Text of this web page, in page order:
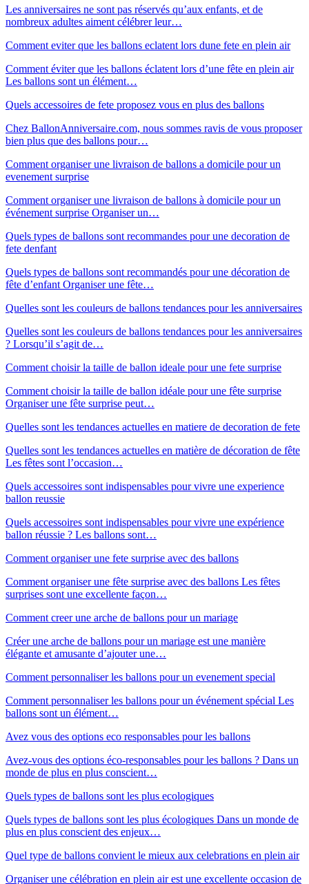
Les anniversaires ne sont pas réservés qu’aux enfants, et de
nombreux adultes aiment célébrer leur…
Comment eviter que les ballons eclatent lors dune fete en plein air
Comment éviter que les ballons éclatent lors d’une fête en plein air
Les ballons sont un élément…
Quels accessoires de fete proposez vous en plus des ballons
Chez BallonAnniversaire.com, nous sommes ravis de vous proposer
bien plus que des ballons pour…
Comment organiser une livraison de ballons a domicile pour un
evenement surprise
Comment organiser une livraison de ballons à domicile pour un
événement surprise Organiser un…
Quels types de ballons sont recommandes pour une decoration de
fete denfant
Quels types de ballons sont recommandés pour une décoration de
fête d’enfant Organiser une fête…
Quelles sont les couleurs de ballons tendances pour les anniversaires
Quelles sont les couleurs de ballons tendances pour les anniversaires
? Lorsqu’il s’agit de…
Comment choisir la taille de ballon ideale pour une fete surprise
Comment choisir la taille de ballon idéale pour une fête surprise
Organiser une fête surprise peut…
Quelles sont les tendances actuelles en matiere de decoration de fete
Quelles sont les tendances actuelles en matière de décoration de fête
Les fêtes sont l’occasion…
Quels accessoires sont indispensables pour vivre une experience
ballon reussie
Quels accessoires sont indispensables pour vivre une expérience
ballon réussie ? Les ballons sont…
Comment organiser une fete surprise avec des ballons
Comment organiser une fête surprise avec des ballons Les fêtes
surprises sont une excellente façon…
Comment creer une arche de ballons pour un mariage
Créer une arche de ballons pour un mariage est une manière
élégante et amusante d’ajouter une…
Comment personnaliser les ballons pour un evenement special
Comment personnaliser les ballons pour un événement spécial Les
ballons sont un élément…
Avez vous des options eco responsables pour les ballons
Avez-vous des options éco-responsables pour les ballons ? Dans un
monde de plus en plus conscient…
Quels types de ballons sont les plus ecologiques
Quels types de ballons sont les plus écologiques Dans un monde de
plus en plus conscient des enjeux…
Quel type de ballons convient le mieux aux celebrations en plein air
Organiser une célébration en plein air est une excellente occasion de